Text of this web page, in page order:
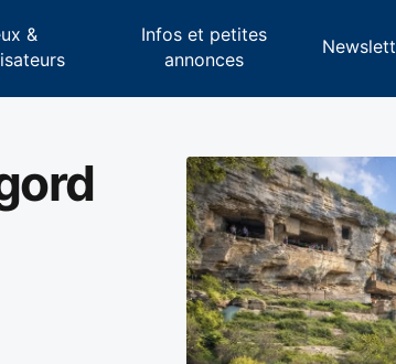
&
Infos et petites
annonces